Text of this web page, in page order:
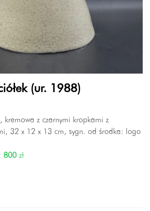
(ur. 1988)
kremowa z czarnymi kropkami z
32 x 12 x 13 cm, sygn. od środka: logo
800 zł